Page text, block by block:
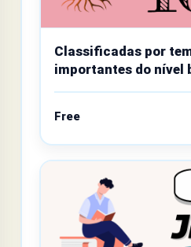
Classificadas por
importantes do nível
Free